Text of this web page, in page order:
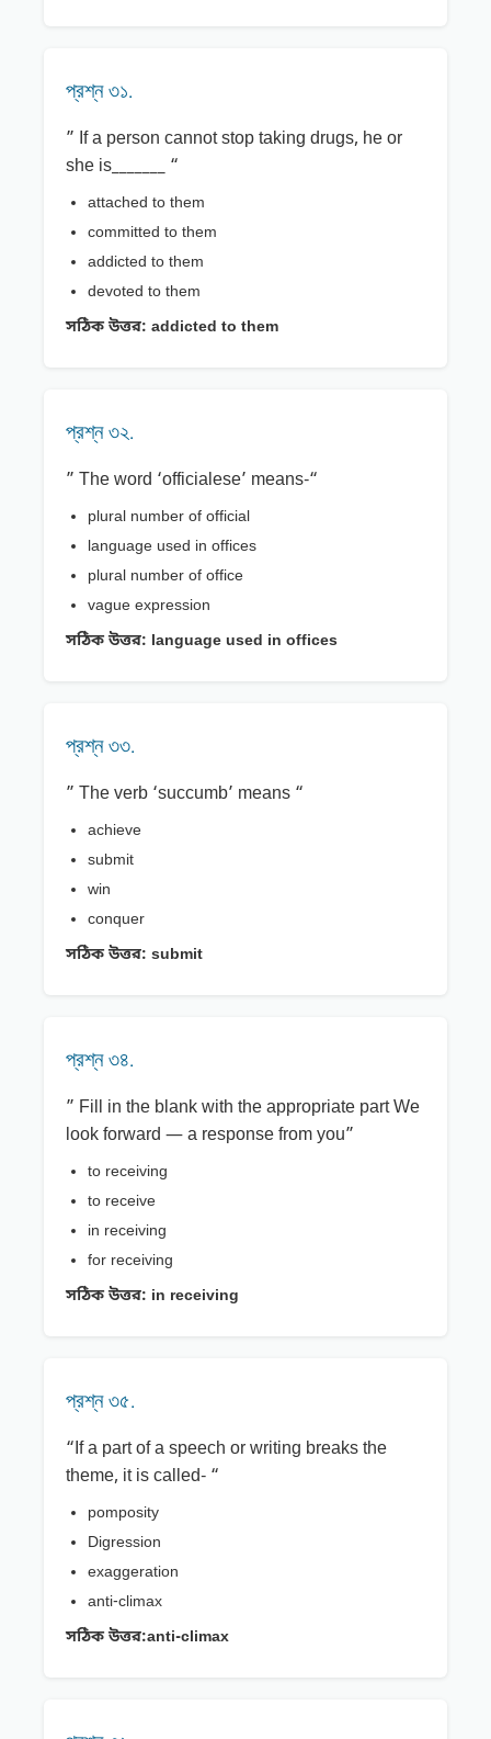
প্রশ্ন ৩১.
” If a person cannot stop taking drugs, he or
she is_______ “
attached to them
committed to them
addicted to them
devoted to them
সঠিক উত্তর: addicted to them
প্রশ্ন ৩২.
” The word ‘officialese’ means-“
plural number of official
language used in offices
plural number of office
vague expression
সঠিক উত্তর: language used in offices
প্রশ্ন ৩৩.
” The verb ‘succumb’ means “
achieve
submit
win
conquer
সঠিক উত্তর: submit
প্রশ্ন ৩৪.
” Fill in the blank with the appropriate part We
look forward — a response from you”
to receiving
to receive
in receiving
for receiving
সঠিক উত্তর: in receiving
প্রশ্ন ৩৫.
“If a part of a speech or writing breaks the
theme, it is called- “
pomposity
Digression
exaggeration
anti-climax
সঠিক উত্তর:anti-climax